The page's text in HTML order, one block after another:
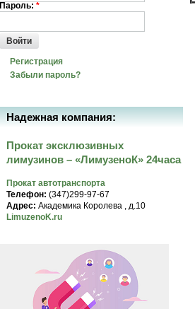
Пароль: *
Войти
Регистрация
Забыли пароль?
Надежная компания:
Прокат эксклюзивных
лимузинов – «ЛимузеноК» 24часа
Прокат автотранспорта
Телефон: (347)299-97-67
Адрес: Академика Королева , д.10
LimuzenoK.ru